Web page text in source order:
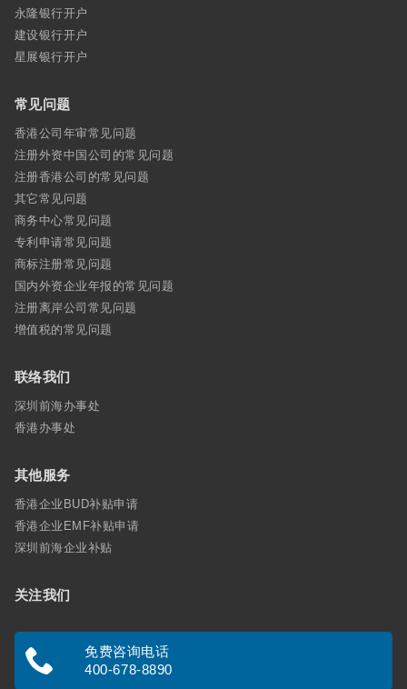
永隆银行开户
建设银行开户
星展银行开户
常见问题
香港公司年审常见问题
注册外资中国公司的常见问题
注册香港公司的常见问题
其它常见问题
商务中心常见问题
专利申请常见问题
商标注册常见问题
国内外资企业年报的常见问题
注册离岸公司常见问题
增值税的常见问题
联络我们
深圳前海办事处
香港办事处
其他服务
香港企业BUD补贴申请
香港企业EMF补贴申请
深圳前海企业补贴
关注我们
免费咨询电话
400-678-8890